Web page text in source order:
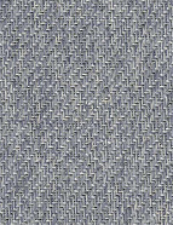
替えシミュレーション